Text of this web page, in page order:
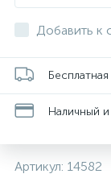
Добавить к
Наличный
Артикул: 14582